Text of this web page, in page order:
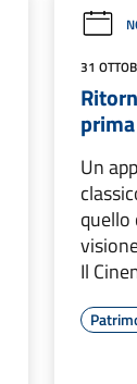
31
Un
quello
Il